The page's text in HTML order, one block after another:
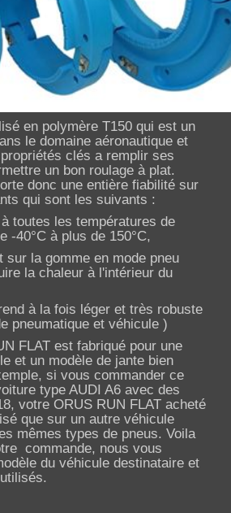
en polymère T150 qui est un
le domaine aéronautique et
clés a remplir ses
un bon roulage à plat.
donc une entière fiabilité sur
qui sont les suivants :
toutes les températures de
-40°C à plus de 150°C,
sur la gomme en mode pneu
la chaleur à l'intérieur du
à la fois léger et très robuste
pneumatique et véhicule )
FLAT est fabriqué pour une
et un modèle de jante bien
si vous commander ce
type AUDI A6 avec des
votre ORUS RUN FLAT acheté
que sur un autre véhicule
mêmes types de pneus. Voila
commande, nous vous
du véhicule destinataire et